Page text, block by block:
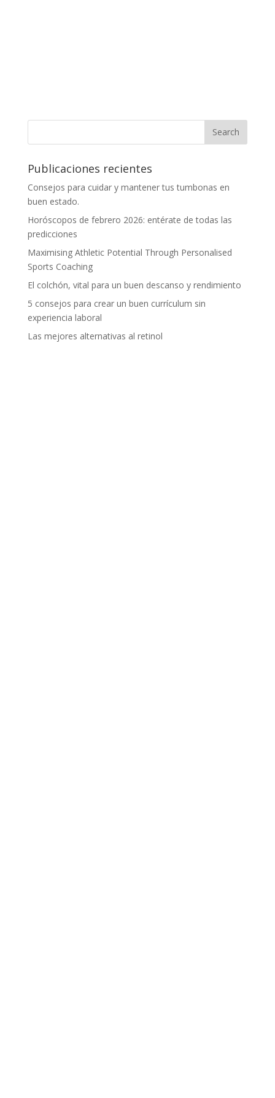
Publicaciones recientes
Consejos para cuidar y mantener tus tumbonas en
buen estado.
Horóscopos de febrero 2026: entérate de todas las
predicciones
Maximising Athletic Potential Through Personalised
Sports Coaching
El colchón, vital para un buen descanso y rendimiento
5 consejos para crear un buen currículum sin
experiencia laboral
Las mejores alternativas al retinol